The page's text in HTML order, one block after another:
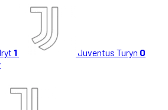
1 Juventus Turyn 0